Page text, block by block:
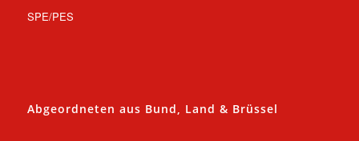
SPE/PES
Abgeordneten aus Bund, Land & Brüssel